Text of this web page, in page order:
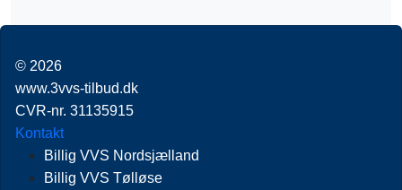
© 2026
www.3vvs-tilbud.dk
CVR-nr. 31135915
Kontakt
Billig VVS Nordsjælland
Billig VVS Tølløse